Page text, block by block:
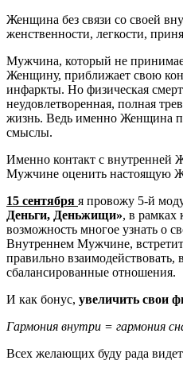
Женщина без связи со своей
женственности, легкости,
Мужчина, который не
Женщину, приближает свою
инфаркты. Но физическая
неудовлетворенная, полная
жизнь. Ведь именно Женщина
смыслы.
Именно контакт с внутренней
Мужчине оценить настоящую
15 сентября я провожу 5-й
Деньги, Деньжищи», в рамках
возможность многое узнать о
Внутреннем Мужчине,
правильно
сбалансированные отношения.
И как бонус, увеличить свои
Гармония внутри = гармония
Всех желающих буду рада